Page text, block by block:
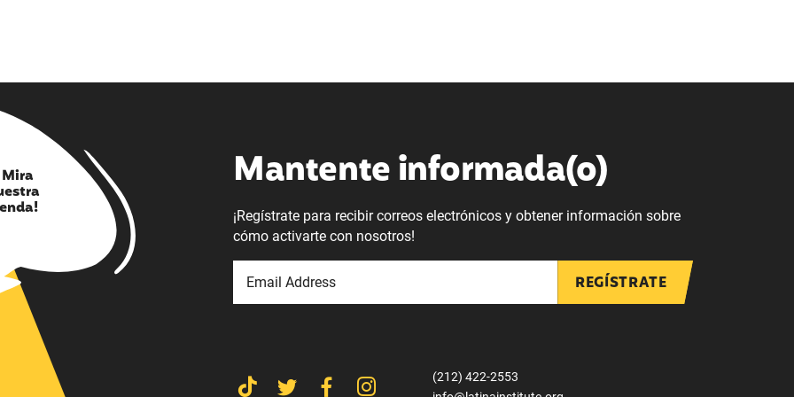
Mira Mantente informada(o)
¡Regístrate para recibir correos electrónicos y obtener información sobre
cómo activarte con nosotros!
REGÍSTRATE
(212) 422-2553